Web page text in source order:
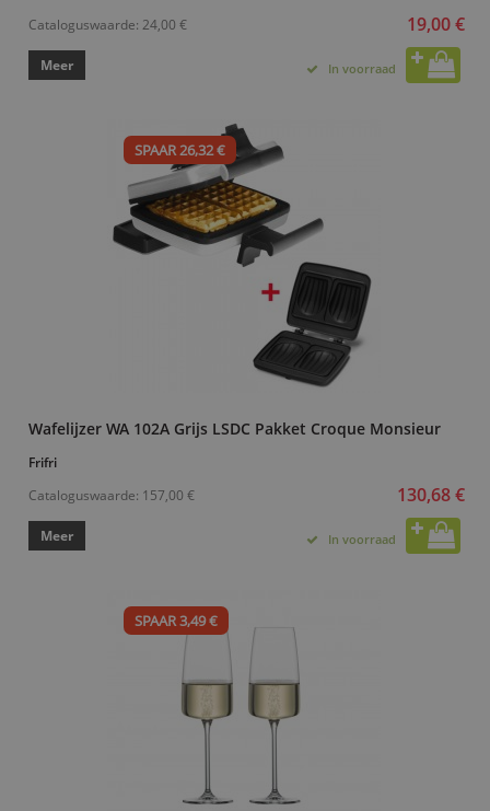
Cataloguswaarde: 24,00 € 19,00 €
Meer In voorraad
SPAAR 26,32 €
Wafelijzer WA 102A Grijs LSDC Pakket Croque Monsieur
Frifri
Cataloguswaarde: 157,00 € 130,68 €
Meer In voorraad
SPAAR 3,49 €